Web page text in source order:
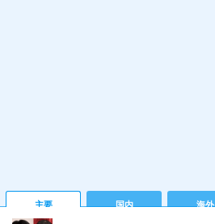
主要 国内 海外